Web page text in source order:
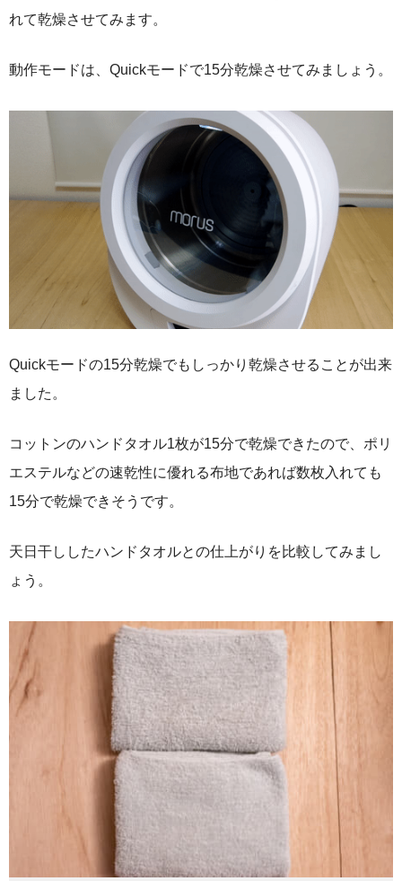
れて乾燥させてみます。
動作モードは、Quickモードで15分乾燥させてみましょう。
Quickモードの15分乾燥でもしっかり乾燥させることが出来
ました。
コットンのハンドタオル1枚が15分で乾燥できたので、ポリ
エステルなどの速乾性に優れる布地であれば数枚入れても
15分で乾燥できそうです。
天日干ししたハンドタオルとの仕上がりを比較してみまし
ょう。